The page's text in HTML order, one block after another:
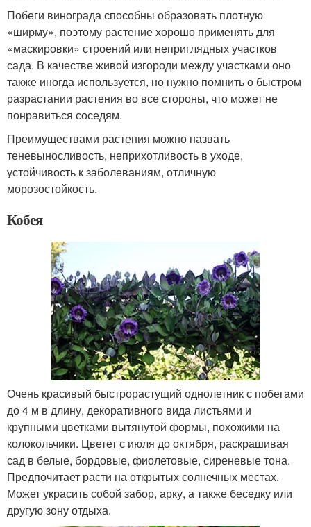
Побеги винограда способны образовать плотную
«ширму», поэтому растение хорошо применять для
«маскировки» строений или неприглядных участков
сада. В качестве живой изгороди между участками оно
также иногда используется, но нужно помнить о быстром
разрастании растения во все стороны, что может не
понравиться соседям.
Преимуществами растения можно назвать
теневыносливость, неприхотливость в уходе,
устойчивость к заболеваниям, отличную
морозостойкость.
Кобея
Очень красивый быстрорастущий однолетник с побегами
до 4 м в длину, декоративного вида листьями и
крупными цветками вытянутой формы, похожими на
колокольчики. Цветет с июля до октября, раскрашивая
сад в белые, бордовые, фиолетовые, сиреневые тона.
Предпочитает расти на открытых солнечных местах.
Может украсить собой забор, арку, а также беседку или
другую зону отдыха.